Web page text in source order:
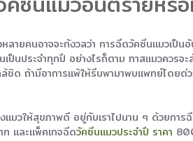
หลายคนอาจจะกังวลว่า การฉีดวัคซีนแมวเป็
เป็นประจำทุกปี อย่างไรก็ตาม ทาสแมวควร
ล้ชิด ถ้ามีอาการแพ้ให้รีบพามาพบแพทย์โดยด่
แมวให้สุขภาพดี อยู่กับเราไปนาน ๆ ด้วยกา
และแพ็คเกจฉีดวัคซีนแมวประจำปี ราคา